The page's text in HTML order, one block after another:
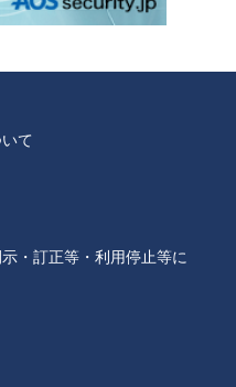
て
・訂正等・利用停止等に